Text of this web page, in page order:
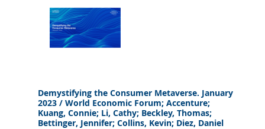
Demystifying the Consumer Metaverse. January
2023/ World Economic Forum; Accenture;
Kuang, Connie; Li, Cathy; Beckley, Thomas;
Bettinger, Jennifer; Collins, Kevin; Diez, Daniel